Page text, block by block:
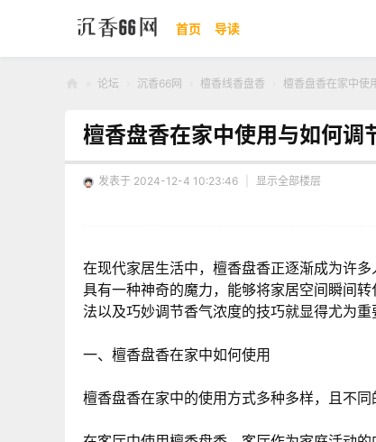
首页 导读
66
论坛 沉香66网 檀香线香盘香 檀香盘香在家中使
檀香盘香在家中使用与如何调
发表于 2024-12-4 10:23:46 显示全部楼层
在现代家居生活中，檀香盘香正逐渐成为许
具有一种神奇的魔力，能够将家居空间瞬间
法以及巧妙调节香气浓度的技巧就显得尤为重
一、檀香盘香在家中如何使用
檀香盘香在家中的使用方式多种多样，且不